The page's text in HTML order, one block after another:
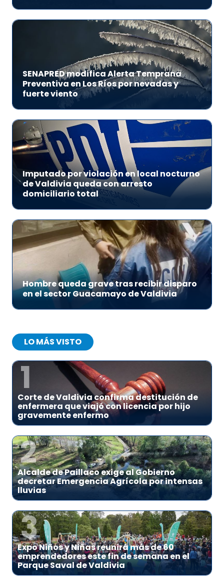
SENAPRED modifica Alerta Temprana
Preventiva en Los Ríos por nevadas y
fuerte viento
Imputado por violación en local nocturno
de Valdivia queda con arresto
domiciliario total
Hombre queda grave tras recibir disparo
en el sector Guacamayo de Valdivia
LO MÁS VISTO
1
Corte de Valdivia confirma destitución de
enfermera que viajó con licencia por hijo
gravemente enfermo
2
Alcalde de Paillaco exige al Gobierno
decretar Emergencia Agrícola por intensas
lluvias
3
Expo Niños y Niñas reunirá más de 60
emprendedores este fin de semana en el
Parque Saval de Valdivia